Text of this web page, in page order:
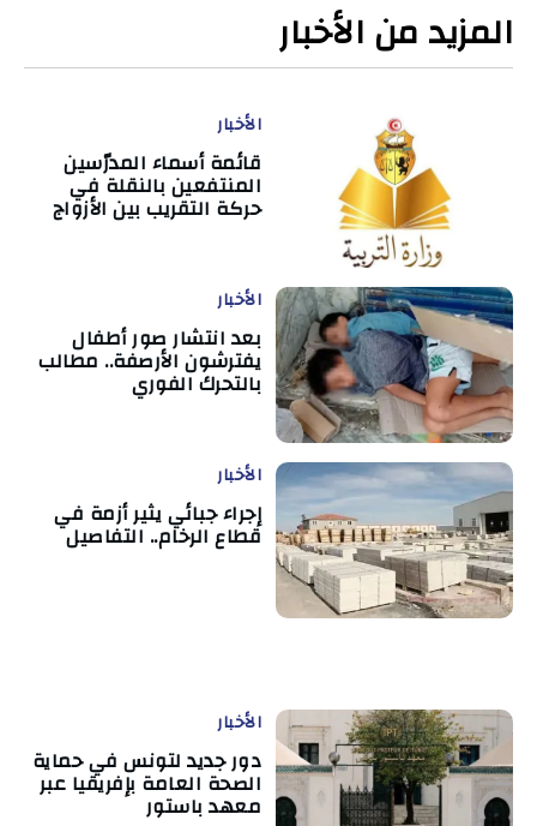
المزيد من الأخبار
الأخبار
قائمة أسماء المدرّسين
المنتفعين بالنقلة في
حركة التقريب بين الأزواج
الأخبار
بعد انتشار صور أطفال
يفترشون الأرصفة.. مطالب
بالتحرك الفوري
الأخبار
إجراء جبائي يثير أزمة في
قطاع الرخام.. التفاصيل
الأخبار
دور جديد لتونس في حماية
الصحة العامة بإفريقيا عبر
معهد باستور